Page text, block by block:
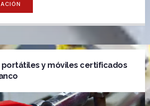
portátiles y móviles certificados